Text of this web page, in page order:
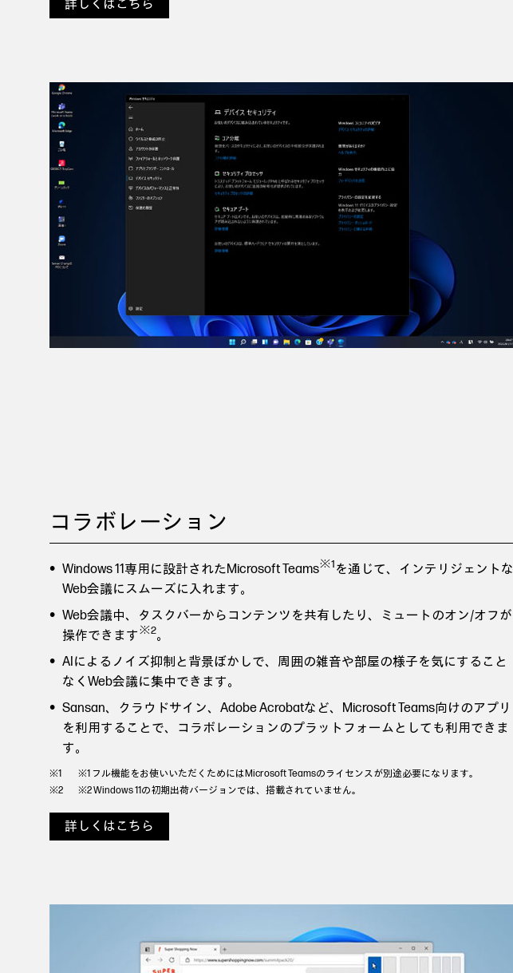
詳しくはこちら
コラボレーション
Windows 11専用に設計されたMicrosoft Teams※1を通じて、インテリジェントな
Web会議にスムーズに入れます。
Web会議中、タスクバーからコンテンツを共有したり、ミュートのオン/オフが
操作できます※2。
AIによるノイズ抑制と背景ぼかしで、周囲の雑音や部屋の様子を気にすること
なくWeb会議に集中できます。
Sansan、クラウドサイン、Adobe Acrobatなど、Microsoft Teams向けのアプリ
を利用することで、コラボレーションのプラットフォームとしても利用できま
す。
※1 フル機能をお使いいただくためにはMicrosoft Teamsのライセンスが別途必要になります。
※2 Windows 11の初期出荷バージョンでは、搭載されていません。
詳しくはこちら